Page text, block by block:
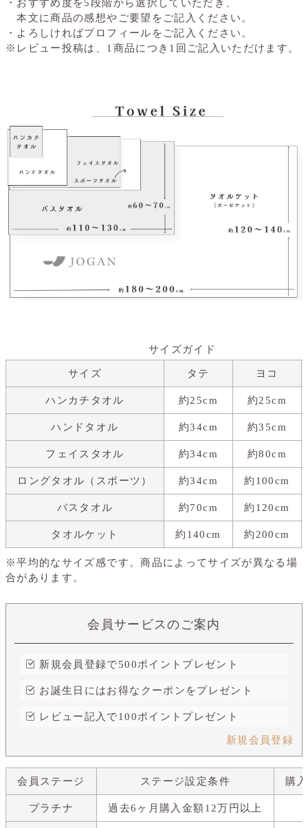
・おすすめ度を5段階から選択していただき、
本文に商品の感想やご要望をご記入ください。
・よろしければプロフィールをご記入ください。
※レビュー投稿は、1商品につき1回ご記入いただけます。
サイズガイド
サイズ タテ ヨコ
ハンカチタオル 約25cm 約25cm
ハンドタオル 約34cm 約35cm
フェイスタオル 約34cm 約80cm
ロングタオル（スポーツ） 約34cm 約100cm
バスタオル 約70cm 約120cm
タオルケット 約140cm 約200cm
※平均的なサイズ感です。商品によってサイズが異なる場
合があります。
会員サービスのご案内
新規会員登録で500ポイントプレゼント
お誕生日にはお得なクーポンをプレゼント
レビュー記入で100ポイントプレゼント
新規会員登録
会員ステージ ステージ設定条件 購
プラチナ 過去6ヶ月購入金額12万円以上